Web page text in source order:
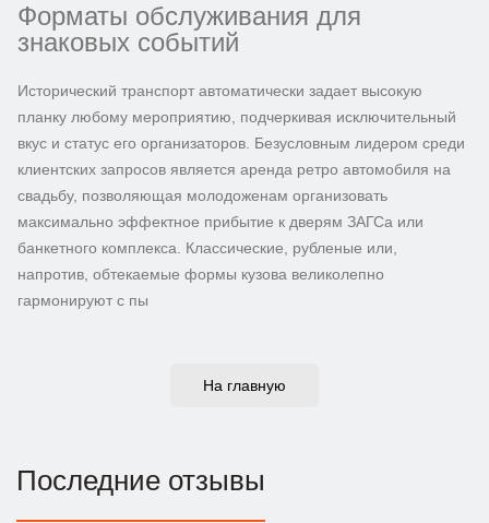
Форматы обслуживания для
знаковых событий
Исторический транспорт автоматически задает высокую
планку любому мероприятию, подчеркивая исключительный
вкус и статус его организаторов. Безусловным лидером среди
клиентских запросов является аренда ретро автомобиля на
свадьбу, позволяющая молодоженам организовать
максимально эффектное прибытие к дверям ЗАГСа или
банкетного комплекса. Классические, рубленые или,
напротив, обтекаемые формы кузова великолепно
гармонируют с пы
На главную
Последние отзывы